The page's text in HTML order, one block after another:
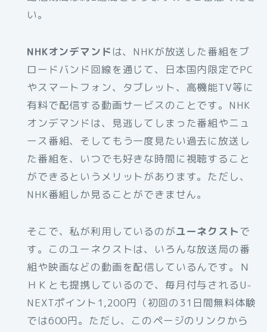
い。
NHKオンデマンド は、NHKが放送した番組をブ
ロードバンド回線を通じて、日本国内限定でPC
やスマートフォン、タブレット、高機能TV等に
有料で配信する動画サービスのことです。NHK
オンデマンドは、見逃してしまった番組やニュ
ース番組、そしてもう一度見たい過去に放送し
た番組を、いつでも好きな時間に視聴すること
ができるというメリットがあります。ただし、
NHK番組しか見ることができません。
そこで、私が利用しているのがユーネクストで
す。このユーネクストは、いろんな放送局の番
組や映画などの動画を配信しているんです。Ｎ
ＨＫとも提携しているので、毎月付与されるU-
NEXTポイント1,200円（初回の31日間無料体験
では600円。ただし、このページのリンクから